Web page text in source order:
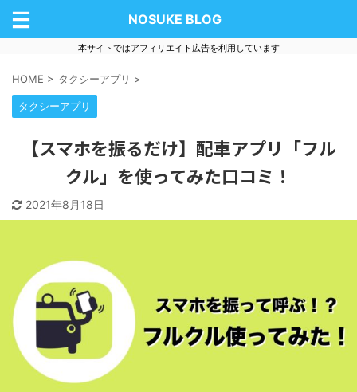
NOSUKE BLOG
本サイトではアフィリエイト広告を利用しています
HOME > タクシーアプリ >
タクシーアプリ
【スマホを振るだけ】配車アプリ「フル
クル」を使ってみた口コミ！
2021年8月18日